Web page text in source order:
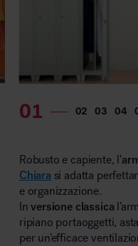
Robusto e capiente, l’
Chiarasi adatta
e organizzazione.
Inversione classica
ripiano portaoggetti,
per un’efficace